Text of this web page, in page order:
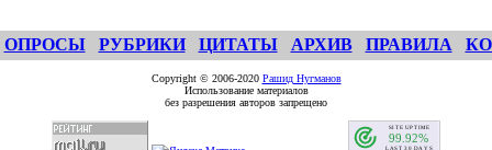
ОПРОСЫ РУБРИКИ ЦИТАТЫ АРХИВ ПРАВИЛА
Copyright © 2006-2020 Рашид Нугманов
Использование материалов
без разрешения авторов запрещено